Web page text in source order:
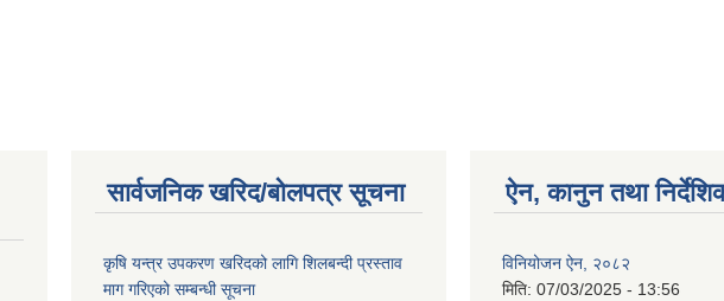
सार्वजनिक खरिद/बोलपत्र सूचना
कृषि यन्त्र उपकरण खरिदको लागि शिलबन्दी प्रस्ताव
माग गरिएको सम्बन्धी सूचना
ऐन, कानुन तथा
विनियोजन ऐन, २०८२
मिति: 07/03/2025 - 13:56